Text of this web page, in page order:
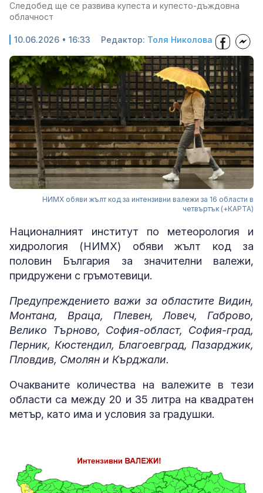
Следобед ще се развива купеста и купесто-дъждовна
облачност
10.06.2026 • 16:33 Редактор: Толя Николова
НИМХ обяви жълт код за интензивни валежи за 16 области в
четвъртък (+КАРТА)
Националният институт по метеорология и
хидрология (НИМХ) обяви жълт код за
половин България за значителни валежи,
придружени с гръмотевици.
Предупреждението важи за областите Видин,
Монтана, Враца, Плевен, Ловеч, Габрово,
Велико Търново, София-област, София-град,
Перник, Кюстендил, Благоевград, Пазарджик,
Пловдив, Смолян и Кърджали.
Очакваните количества на валежите в тези
области са между 20 и 35 литра на квадратен
метър, като има и условия за градушки.